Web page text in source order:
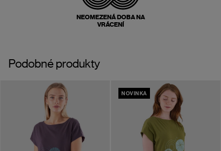
NEOMEZENÁ DOBA NA
VRÁCENÍ
Podobné produkty
NOVINKA